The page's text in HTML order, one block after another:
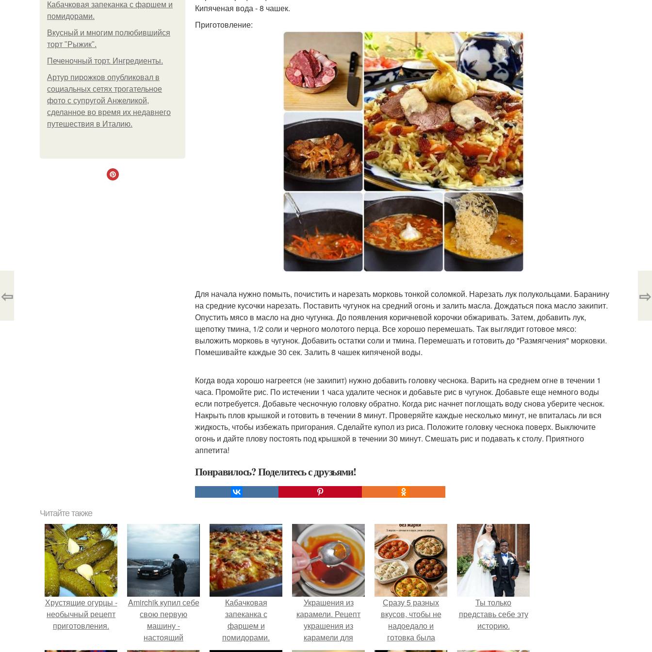
Кабачковая запеканка с фаршем и
помидорами.
Вкусный и многим полюбившийся
торт "Рыжик".
Печеночный торт. Ингредиенты.
Артур пирожков опубликовал в
социальных сетях трогательное
фото с супругой Анжеликой,
сделанное во время их недавнего
путешествия в Италию.
Кипяченая вода - 8 чашек.
Приготовление:
Для начала нужно помыть, почистить и нарезать морковь тонкой соломкой. Нарезать лук полукольцами. Баранину
на средние кусочки нарезать. Поставить чугунок на средний огонь и залить масла. Дождаться пока масло закипит.
Опустить мясо в масло на дно чугунка. До появления коричневой корочки обжаривать. Затем, добавить лук,
щепотку тмина, 1/2 соли и черного молотого перца. Все хорошо перемешать. Так выглядит готовое мясо:
выложить морковь в чугунок. Добавить остатки соли и тмина. Перемешать и готовить до "Размягчения" морковки.
Помешивайте каждые 30 сек. Залить 8 чашек кипяченой воды.
Когда вода хорошо нагреется (не закипит) нужно добавить головку чеснока. Варить на среднем огне в течении 1
часа. Промойте рис. По истечении 1 часа удалите чеснок и добавьте рис в чугунок. Добавьте еще немного воды
если потребуется. Добавьте чесночную головку обратно. Когда рис начнет поглощать воду снова уберите чеснок.
Накрыть плов крышкой и готовить в течении 8 минут. Проверяйте каждые несколько минут, не впиталась ли вся
жидкость, чтобы избежать пригорания. Сделайте купол из риса. Положите головку чеснока поверх. Выключите
огонь и дайте плову постоять под крышкой в течении 30 минут. Смешать рис и подавать к столу. Приятного
аппетита!
Понравилось? Поделитесь с друзьями!
⇦ ⇨
Читайте также
Хрустящие огурцы -
необычный рецепт
приготовления.
Amirchik купил себе
свою первую
машину -
настоящий
автомобиль мечты
Кабачковая
запеканка с
фаршем и
помидорами.
Украшения из
карамели. Рецепт
украшения из
карамели для
тортов и пирожных.
Сразу 5 разных
вкусов, чтобы не
надоедало и
готовка была
проще.
Ты только
представь себе эту
историю.